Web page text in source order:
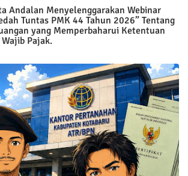
Andalan Menyelenggarakan Webinar
Tuntas PMK 44 Tahun 2026” Tentang
yang Memperbaharui Ketentuan
Pajak.